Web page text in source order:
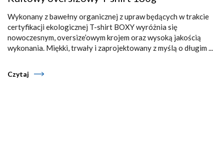
Wykonany z bawełny organicznej z upraw będących w trakcie
certyfikacji ekologicznej T-shirt BOXY wyróżnia się
nowoczesnym, oversize’owym krojem oraz wysoką jakością
wykonania. Miękki, trwały i zaprojektowany z myślą o długim ...
Czytaj